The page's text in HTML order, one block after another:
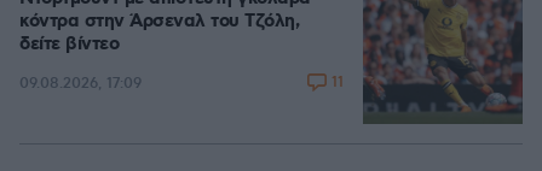
κόντρα στην Άρσεναλ του Τζόλη,
δείτε βίντεο
09.08.2026, 17:09 11